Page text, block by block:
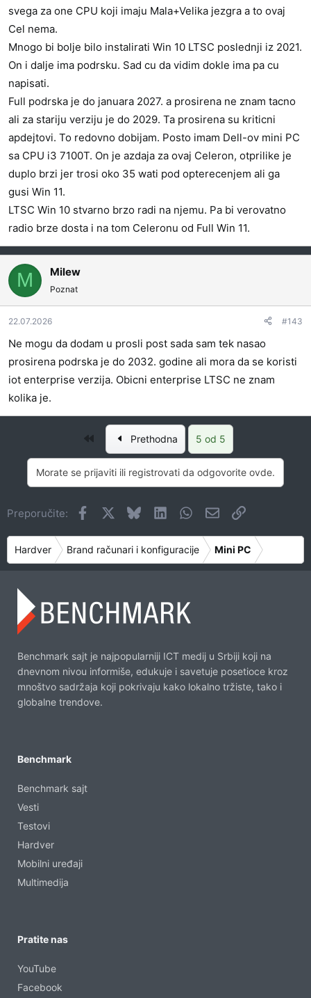
svega za one CPU koji imaju Mala+Velika jezgra a to ovaj
Cel nema.
Mnogo bi bolje bilo instalirati Win 10 LTSC poslednji iz 2021.
On i dalje ima podrsku. Sad cu da vidim dokle ima pa cu
napisati.
Full podrska je do januara 2027. a prosirena ne znam tacno
ali za stariju verziju je do 2029. Ta prosirena su kriticni
apdejtovi. To redovno dobijam. Posto imam Dell-ov mini PC
sa CPU i3 7100T. On je azdaja za ovaj Celeron, otprilike je
duplo brzi jer trosi oko 35 wati pod opterecenjem ali ga
gusi Win 11.
LTSC Win 10 stvarno brzo radi na njemu. Pa bi verovatno
radio brze dosta i na tom Celeronu od Full Win 11.
M Milew
Poznat
22.07.2026 #143
Ne mogu da dodam u prosli post sada sam tek nasao
prosirena podrska je do 2032. godine ali mora da se koristi
iot enterprise verzija. Obicni enterprise LTSC ne znam
kolika je.
Prethodna 5 od 5
Morate se prijaviti ili registrovati da odgovorite ovde.
Preporučite: Facebook BlueskyLinkedInWhatsApp
Imejl Link
Hardver Brand računari i konfiguracije Mini PC
Benchmark sajt je najpopularniji ICT medij u Srbiji koji na
dnevnom nivou informiše, edukuje i savetuje posetioce kroz
mnoštvo sadržaja koji pokrivaju kako lokalno tržiste, tako i
globalne trendove.
Benchmark
Benchmark sajt
Vesti
Testovi
Hardver
Mobilni uređaji
Multimedija
Pratite nas
YouTube
Facebook